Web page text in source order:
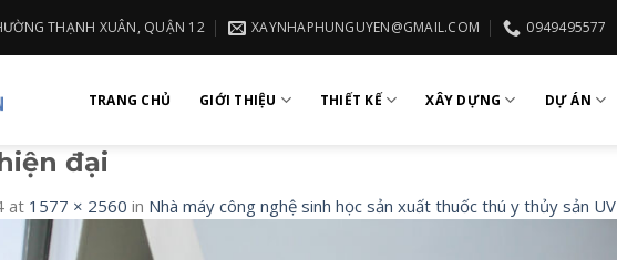
THẠNH XUÂN, QUẬN 12 XAYNHAPHUNGUYEN@GMAIL.COM 0949495577
TRANG CHỦ GIỚI THIỆU THIẾT KẾ XÂY DỰNG DỰ ÁN
đại
at 1577 × 2560 in Nhà máy công nghệ sinh học sản xuất thuốc thú y thủy sản UV